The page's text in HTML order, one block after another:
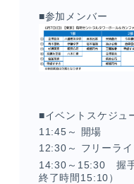
■参加メンバー
■イベントスケジュ
11:45～ 開場
12:30～ フリーラ
14:30～15:30 握
終了時間15:10）